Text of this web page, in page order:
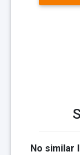
No similar